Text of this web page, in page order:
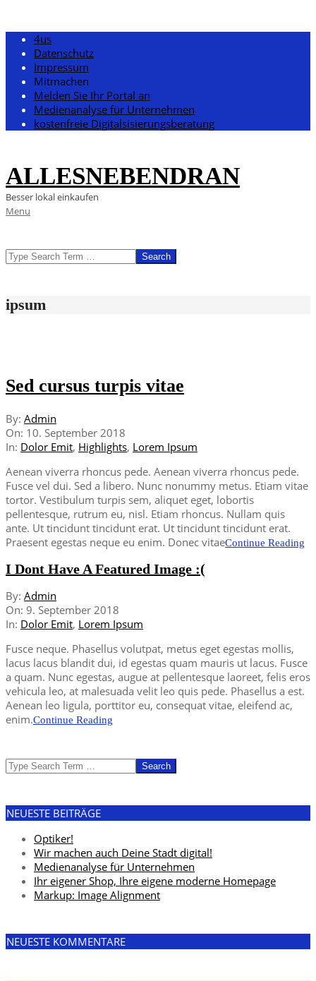
Skip
content
4us
Datenschutz
Impressum
Mitmachen
Melden Sie Ihr Portal an
Medienanalyse für Unternehmen
kostenfreie Digitalsisierungsberatung
ALLESNEBENDRAN
Besser lokal einkaufen
Primary
Menu
SEARCH
ipsum
Sed cursus turpis vitae
2018-
09-
10
By: Admin
On: 10. September 2018
In: Dolor Emit, Highlights, Lorem Ipsum
Aenean viverra rhoncus pede. Aenean viverra rhoncus pede.
Fusce vel dui. Sed a libero. Nunc nonummy metus. Etiam vitae
tortor. Vestibulum turpis sem, aliquet eget, lobortis
pellentesque, rutrum eu, nisl. Etiam rhoncus. Nullam quis
ante. Ut tincidunt tincidunt erat. Ut tincidunt tincidunt erat.
Praesent egestas neque eu enim. Donec vitaeContinue Reading
I Dont Have A Featured Image :(
2018-
09-
09
By: Admin
On: 9. September 2018
In: Dolor Emit, Lorem Ipsum
Fusce neque. Phasellus volutpat, metus eget egestas mollis,
lacus lacus blandit dui, id egestas quam mauris ut lacus. Fusce
a quam. Nunc egestas, augue at pellentesque laoreet, felis eros
vehicula leo, at malesuada velit leo quis pede. Phasellus a est.
Aenean leo ligula, porttitor eu, consequat vitae, eleifend ac,
enim.Continue Reading
Search
NEUESTE BEITRÄGE
Optiker!
Wir machen auch Deine Stadt digital!
Medienanalyse für Unternehmen
Ihr eigener Shop, Ihre eigene moderne Homepage
Markup: Image Alignment
NEUESTE KOMMENTARE